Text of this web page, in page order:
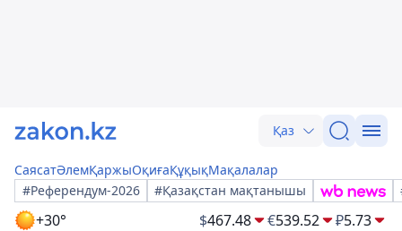
Қаз
СаясатӘлемҚаржыОқиғаҚұқықМақалалар
#Референдум-2026
#Қазақстан мақтанышы
+30° $467.48 €539.52 ₽5.73